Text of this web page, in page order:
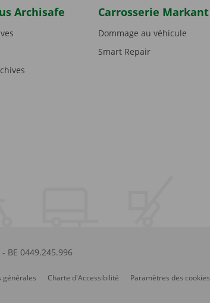
Archisafe Carrosserie Markant
Dommage au véhicule
Smart Repair
- BE 0449.245.996
générales Charte d'Accessibilité Paramètres des cookies